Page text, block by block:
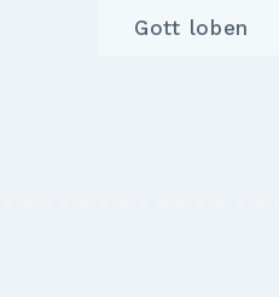
Gott loben